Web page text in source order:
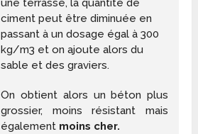
une terrasse, la quantité de
ciment peut être diminuée en
passant à un dosage égal à 300
kg/m3 et on ajoute alors du
sable et des graviers.
On obtient alors un béton plus
grossier, moins résistant mais
également moins cher.